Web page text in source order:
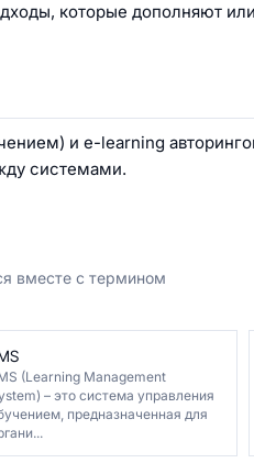
которые дополняют
и e-learning
системами.
вместе с термином
(Learning Management
– это система управления
предназначенная для